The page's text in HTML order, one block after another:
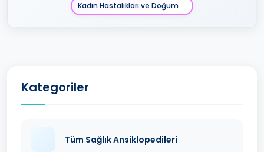
Kadın Hastalıkları ve Doğum
Kategoriler
Tüm Sağlık Ansiklopedileri